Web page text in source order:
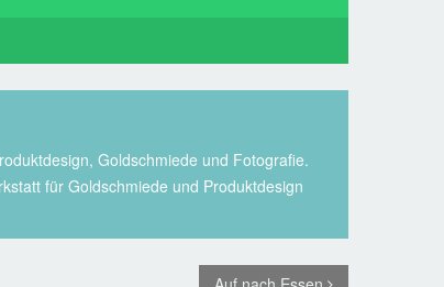
Goldschmiede und Fotografie.
für Goldschmiede und Produktdesign